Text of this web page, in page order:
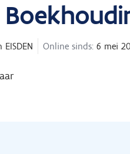
EISDEN Online sinds: 6 mei